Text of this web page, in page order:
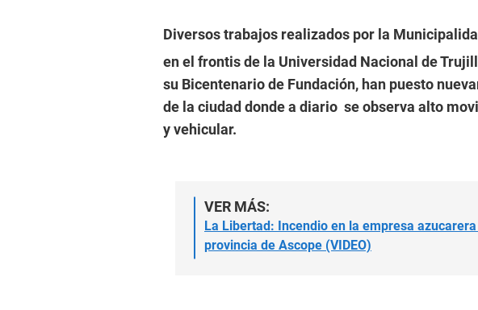
Diversos trabajos realizados por la
en el frontis de la Universidad Nacional de
su Bicentenario de Fundación, han puesto
de la ciudad donde a diario se observa alto
y vehicular.
VER MÁS:
La Libertad: Incendio en la empresa
provincia de Ascope (VIDEO)